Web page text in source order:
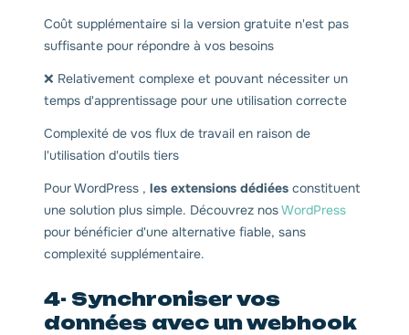
Coût supplémentaire si la version gratuite n'est pas
suffisante pour répondre à vos besoins
❌ Relativement complexe et pouvant nécessiter un
temps d'apprentissage pour une utilisation correcte
Complexité de vos flux de travail en raison de
l'utilisation d'outils tiers
Pour WordPress , les extensions dédiées constituent
une solution plus simple. Découvrez nosWordPress
pour bénéficier d'une alternative fiable, sans
complexité supplémentaire.
4- Synchroniser vos
données avec un webhook